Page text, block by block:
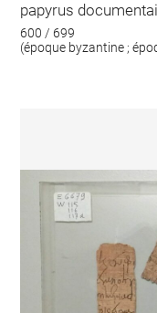
papyrus
600 / 699
(époque byzantine ;